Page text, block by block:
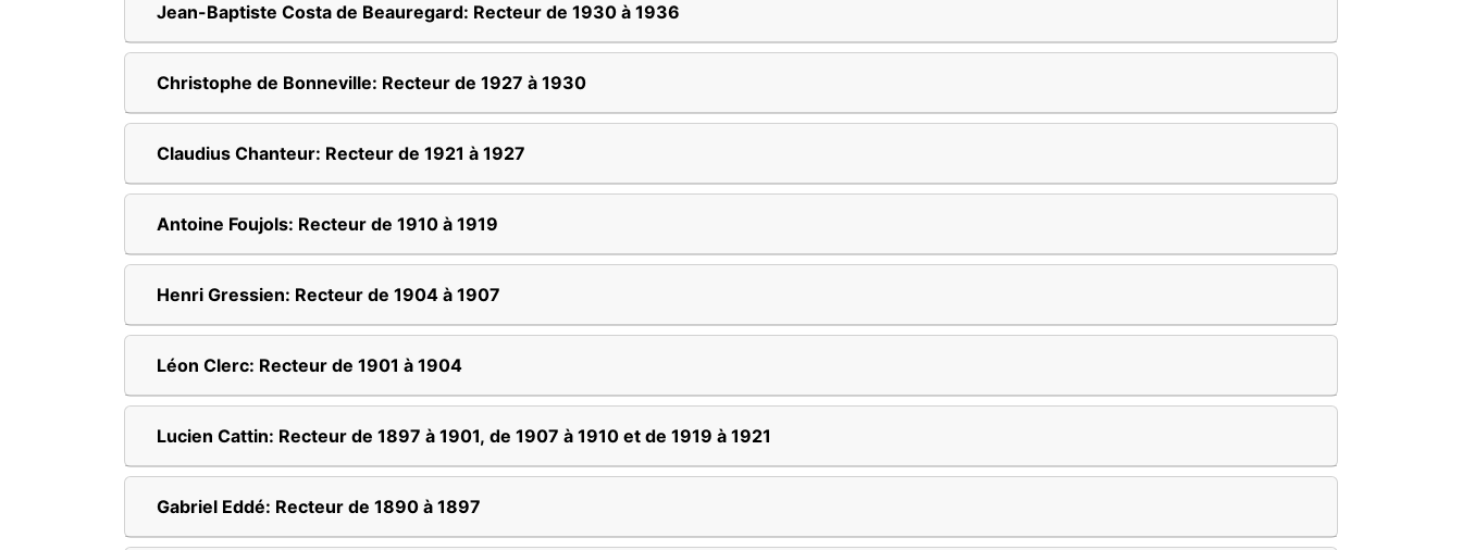
Jean-Baptiste Costa de Beauregard: Recteur de 1930 à 1936
Christophe de Bonneville: Recteur de 1927 à 1930
Claudius Chanteur: Recteur de 1921 à 1927
Antoine Foujols: Recteur de 1910 à 1919
Henri Gressien: Recteur de 1904 à 1907
Léon Clerc: Recteur de 1901 à 1904
Lucien Cattin: Recteur de 1897 à 1901, de 1907 à 1910 et de 1919 à 1921
Gabriel Eddé: Recteur de 1890 à 1897